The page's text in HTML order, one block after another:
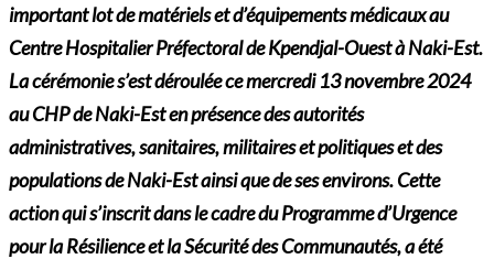
important lot de matériels et d’équipements médicaux au
Centre Hospitalier Préfectoral de Kpendjal-Ouest à Naki-Est.
La cérémonie s’est déroulée ce mercredi 13 novembre 2024
au CHP de Naki-Est en présence des autorités
administratives, sanitaires, militaires et politiques et des
populations de Naki-Est ainsi que de ses environs. Cette
action qui s’inscrit dans le cadre du Programme d’Urgence
pour la Résilience et la Sécurité des Communautés, a été